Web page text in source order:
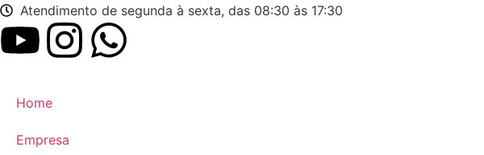
Atendimento de segunda à sexta, das 08:30 às 17:30
Home
Empresa